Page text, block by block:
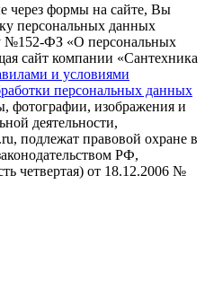
через формы на сайте, Вы
персональных данных
№152-ФЗ «О персональных
сайт компании «Cантехника
и условиями
персональных данных
фотографии, изображения и
деятельности,
подлежат правовой охране в
РФ,
четвертая) от 18.12.2006 №